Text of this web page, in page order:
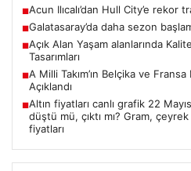
■Acun Ilıcalı’dan Hull City’e rekor
■Galatasaray’da daha sezon
■Açık Alan Yaşam alanlarında
Tasarımları
■A Milli Takım’ın Belçika ve Fransa
Açıklandı
■Altın fiyatları canlı grafik 22
düştü mü, çıktı mı? Gram, çeyrek
fiyatları